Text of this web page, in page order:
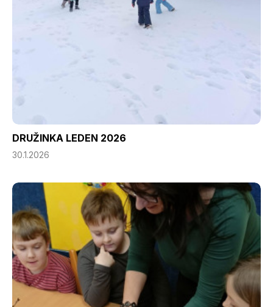
DRUŽINKA LEDEN 2026
30.1.2026